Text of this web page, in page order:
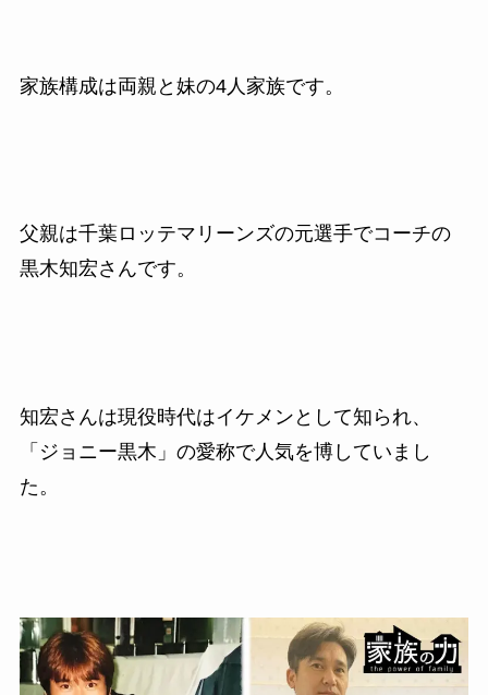
家族構成は両親と妹の4人家族です。
父親は千葉ロッテマリーンズの元選手でコーチの
黒木知宏さんです。
知宏さんは現役時代はイケメンとして知られ、
「ジョニー黒木」の愛称で人気を博していまし
た。